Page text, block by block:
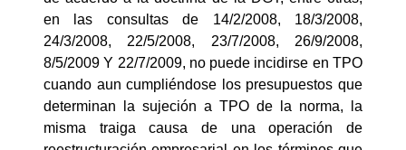
en las consultas de 14/2/2008, 18/3/2008,
24/3/2008, 22/5/2008, 23/7/2008, 26/9/2008,
8/5/2009 Y 22/7/2009, no puede incidirse en TPO
cuando aun cumpliéndose los presupuestos que
determinan la sujeción a TPO de la norma, la
misma traiga causa de una operación de